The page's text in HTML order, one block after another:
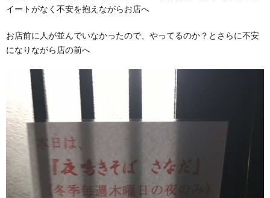
イートがなく不安を抱えながらお店へ
お店前に人が並んでいなかったので、やってるのか？とさらに不安
になりながら店の前へ